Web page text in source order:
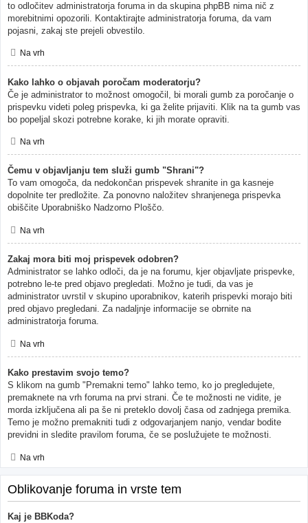
to odločitev administratorja foruma in da skupina phpBB nima nič z
morebitnimi opozorili. Kontaktirajte administratorja foruma, da vam
pojasni, zakaj ste prejeli obvestilo.
Na vrh
Kako lahko o objavah poročam moderatorju?
Če je administrator to možnost omogočil, bi morali gumb za poročanje o
prispevku videti poleg prispevka, ki ga želite prijaviti. Klik na ta gumb vas
bo popeljal skozi potrebne korake, ki jih morate opraviti.
Na vrh
Čemu v objavljanju tem služi gumb "Shrani"?
To vam omogoča, da nedokončan prispevek shranite in ga kasneje
dopolnite ter predložite. Za ponovno naložitev shranjenega prispevka
obiščite Uporabniško Nadzorno Ploščo.
Na vrh
Zakaj mora biti moj prispevek odobren?
Administrator se lahko odloči, da je na forumu, kjer objavljate prispevke,
potrebno le-te pred objavo pregledati. Možno je tudi, da vas je
administrator uvrstil v skupino uporabnikov, katerih prispevki morajo biti
pred objavo pregledani. Za nadaljnje informacije se obrnite na
administratorja foruma.
Na vrh
Kako prestavim svojo temo?
S klikom na gumb "Premakni temo" lahko temo, ko jo pregledujete,
premaknete na vrh foruma na prvi strani. Če te možnosti ne vidite, je
morda izključena ali pa še ni preteklo dovolj časa od zadnjega premika.
Temo je možno premakniti tudi z odgovarjanjem nanjo, vendar bodite
previdni in sledite pravilom foruma, če se poslužujete te možnosti.
Na vrh
Oblikovanje foruma in vrste tem
Kaj je BBKoda?